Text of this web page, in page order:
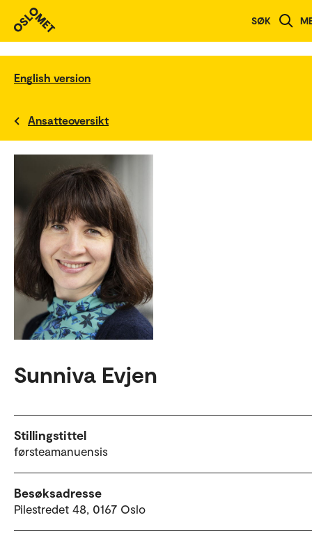
SØK
English version
Ansatteoversikt
Sunniva Evjen
Stillingstittel
førsteamanuensis
Besøksadresse
Pilestredet 48, 0167 Oslo